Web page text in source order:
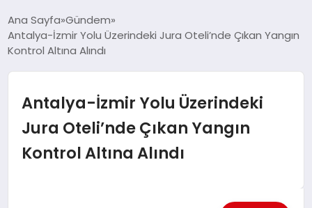
GÜNDEM
DÜNYA
EĞITIM
Ana Sayfa Gündem
Antalya-İzmir Yolu Üzerindeki Jura Oteli’nde Çıkan Yangın
Kontrol Altına Alındı
Antalya-İzmir Yolu Üzerindeki
Jura Oteli’nde Çıkan Yangın
Kontrol Altına Alındı